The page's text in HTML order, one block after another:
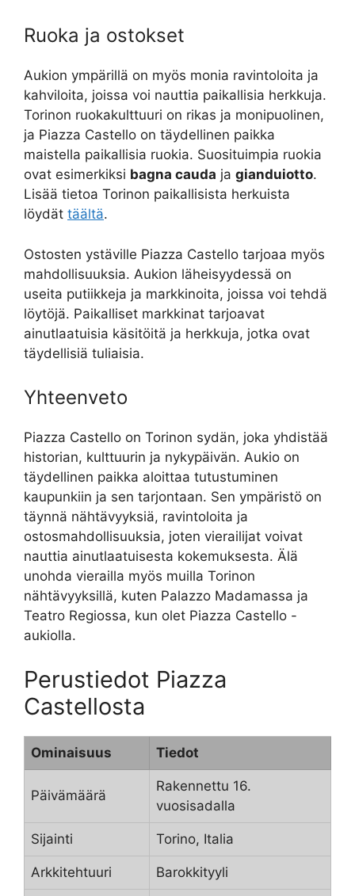
Ruoka ja ostokset
Aukion ympärillä on myös monia ravintoloita ja
kahviloita, joissa voi nauttia paikallisia herkkuja.
Torinon ruokakulttuuri on rikas ja monipuolinen,
ja Piazza Castello on täydellinen paikka
maistella paikallisia ruokia. Suosituimpia ruokia
ovat esimerkiksi bagna cauda ja gianduiotto.
Lisää tietoa Torinon paikallisista herkuista
löydät täältä.
Ostosten ystäville Piazza Castello tarjoaa myös
mahdollisuuksia. Aukion läheisyydessä on
useita putiikkeja ja markkinoita, joissa voi tehdä
löytöjä. Paikalliset markkinat tarjoavat
ainutlaatuisia käsitöitä ja herkkuja, jotka ovat
täydellisiä tuliaisia.
Yhteenveto
Piazza Castello on Torinon sydän, joka yhdistää
historian, kulttuurin ja nykypäivän. Aukio on
täydellinen paikka aloittaa tutustuminen
kaupunkiin ja sen tarjontaan. Sen ympäristö on
täynnä nähtävyyksiä, ravintoloita ja
ostosmahdollisuuksia, joten vierailijat voivat
nauttia ainutlaatuisesta kokemuksesta. Älä
unohda vierailla myös muilla Torinon
nähtävyyksillä, kuten Palazzo Madamassa ja
Teatro Regiossa, kun olet Piazza Castello -
aukiolla.
Perustiedot Piazza
Castellosta
Ominaisuus Tiedot
Päivämäärä
Rakennettu 16.
vuosisadalla
Sijainti Torino, Italia
Arkkitehtuuri Barokkityyli